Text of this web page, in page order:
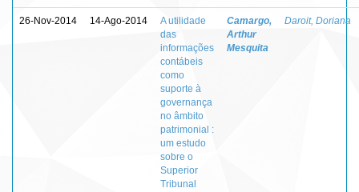
26-Nov-2014 14-Ago-2014
A utilidade
das
informações
contábeis
como
suporte à
governança
no âmbito
patrimonial :
um estudo
sobre o
Superior
Tribunal
Camargo,
Arthur
Mesquita
Daroit, Doriana